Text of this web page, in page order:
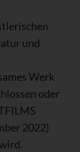
und
Werk
oder
2022)